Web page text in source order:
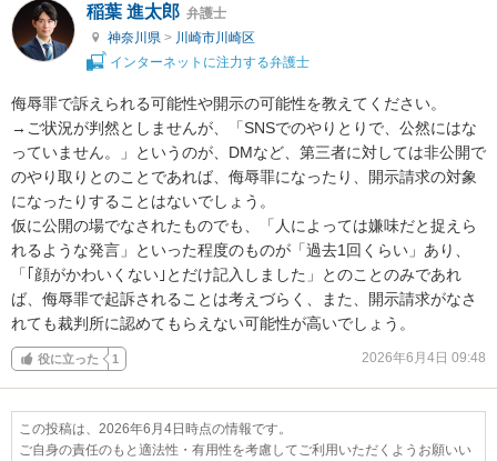
稲葉 進太郎 弁護士
神奈川県 > 川崎市川崎区
インターネットに注力する弁護士
侮辱罪で訴えられる可能性や開示の可能性を教えてください。
→ご状況が判然としませんが、「SNSでのやりとりで、公然にはな
っていません。」というのが、DMなど、第三者に対しては非公開で
のやり取りとのことであれば、侮辱罪になったり、開示請求の対象
になったりすることはないでしょう。
仮に公開の場でなされたものでも、「人によっては嫌味だと捉えら
れるような発言」といった程度のものが「過去1回くらい」あり、
「｢顔がかわいくない｣とだけ記入しました」とのことのみであれ
ば、侮辱罪で起訴されることは考えづらく、また、開示請求がなさ
れても裁判所に認めてもらえない可能性が高いでしょう。
役に立った 1 2026年6月4日 09:48
この投稿は、2026年6月4日時点の情報です。
ご自身の責任のもと適法性・有用性を考慮してご利用いただくようお願いい